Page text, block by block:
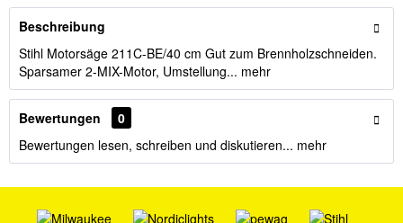
Beschreibung
Stihl Motorsäge 211C-BE/40 cm Gut zum Brennholzschneiden.
Sparsamer 2-MIX-Motor, Umstellung... mehr
Bewertungen
0
Bewertungen lesen, schreiben und diskutieren... mehr